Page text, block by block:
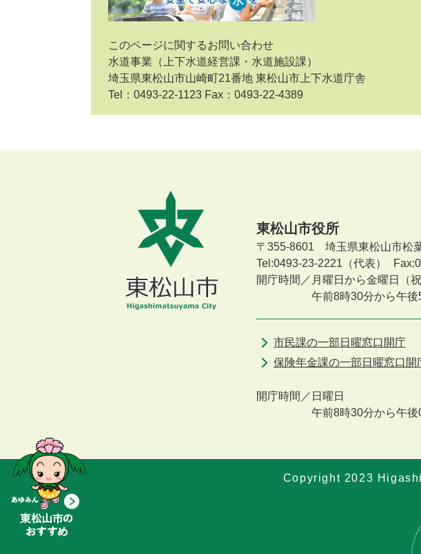
このページに関するお問い合わせ
水道事業（上下水道経営課・水道施設課）
埼玉県東松山市山崎町21番地 東松山市上下水道庁舎
Tel：0493-22-1123 Fax：0493-22-4389
東松山市役所
〒355-8601 埼玉県東松山市松
Tel:0493-23-2221（代表）
開庁時間／月曜日から金曜日
（
午前8時30分から午後
市民課の一部日曜窓口開庁
保険年金課の一部日曜窓口開
開庁時間／ 日曜日
午前8時30分から午後
Copyright 2023